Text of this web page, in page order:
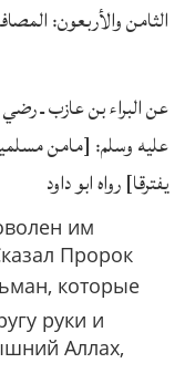
الثامن والأربعون:
عن البراء بن عازب ـ رضي
عليه وسلم: [مامن
يفترقا] رواه ابو داود
им
Пророк
которые
руки и
Аллах,